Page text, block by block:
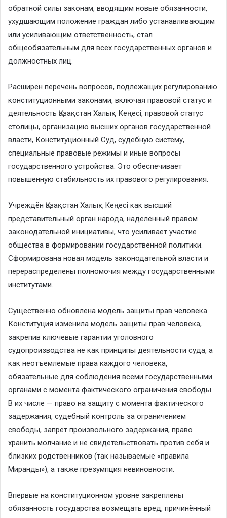
обратной силы законам, вводящим новые обязанности,
ухудшающим положение граждан либо устанавливающим
или усиливающим ответственность, стал
общеобязательным для всех государственных органов и
должностных лиц.
Расширен перечень вопросов, подлежащих регулированию
конституционными законами, включая правовой статус и
деятельность Қазақстан Халық Кеңесі, правовой статус
столицы, организацию высших органов государственной
власти, Конституционный Суд, судебную систему,
специальные правовые режимы и иные вопросы
государственного устройства. Это обеспечивает
повышенную стабильность их правового регулирования.
Учреждён Қазақстан Халық Кеңесі как высший
представительный орган народа, наделённый правом
законодательной инициативы, что усиливает участие
общества в формировании государственной политики.
Сформирована новая модель законодательной власти и
перераспределены полномочия между государственными
институтами.
Существенно обновлена модель защиты прав человека.
Конституция изменила модель защиты прав человека,
закрепив ключевые гарантии уголовного
судопроизводства не как принципы деятельности суда, а
как неотъемлемые права каждого человека,
обязательные для соблюдения всеми государственными
органами с момента фактического ограничения свободы.
В их числе — право на защиту с момента фактического
задержания, судебный контроль за ограничением
свободы, запрет произвольного задержания, право
хранить молчание и не свидетельствовать против себя и
близких родственников (так называемые «правила
Миранды»), а также презумпция невиновности.
Впервые на конституционном уровне закреплены
обязанность государства возмещать вред, причинённый